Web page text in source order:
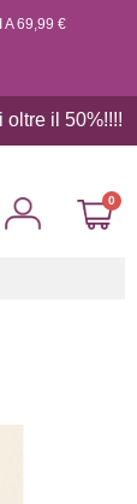
A 69,99 €
oltre il 50%!!!!